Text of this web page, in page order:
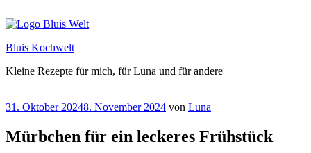
Inhalt
Bluis Kochwelt
Kleine Rezepte für mich, für Luna und für andere
Veröffentlicht
31. Oktober 20248. November 2024 von Luna
Mürbchen für ein leckeres Frühstück